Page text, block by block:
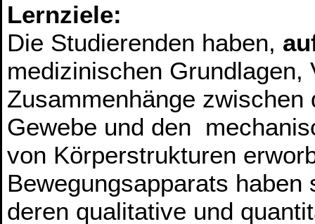
Lernziele:
Die Studierenden haben,
medizinischen Grundlagen,
Zusammenhänge
Gewebe und den
von Körperstrukturen
Bewegungsapparats
deren qualitative und